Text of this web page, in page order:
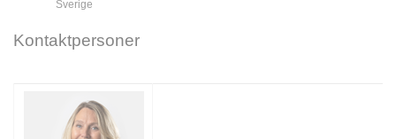
Sverige
Kontaktpersoner